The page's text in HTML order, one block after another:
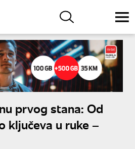
prvog stana: Od
ključeva u ruke –